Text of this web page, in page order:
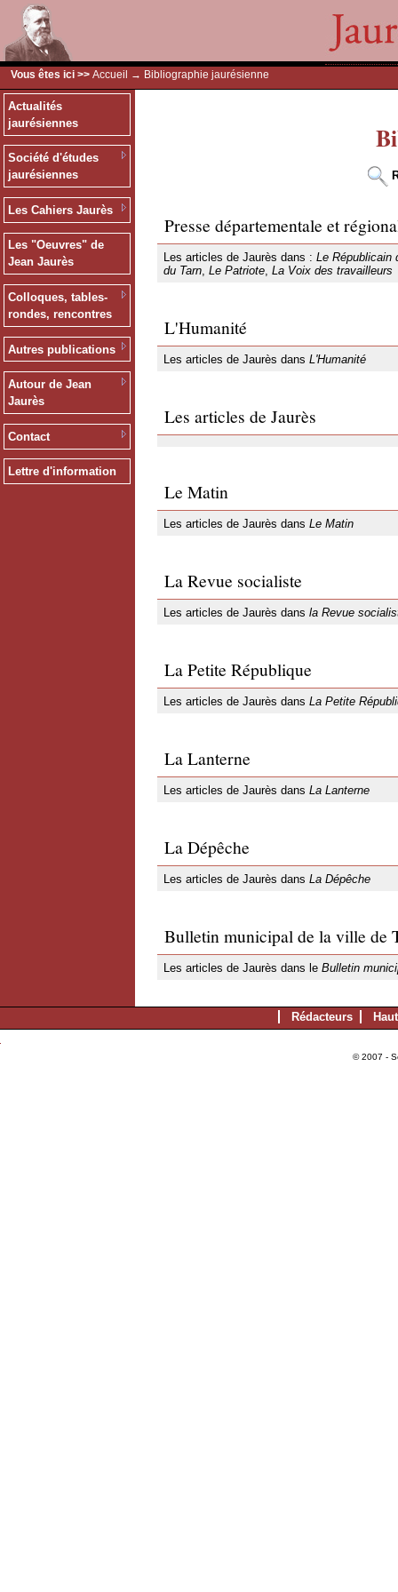
Vous êtes ici >> Accueil → Bibliographie jaurésienne
Actualités
jaurésiennes
Société d'études
jaurésiennes
Les Cahiers Jaurès
Les "Oeuvres" de
Jean Jaurès
Colloques, tables-
rondes, rencontres
Autres publications
Autour de Jean
Jaurès
Contact
Lettre d'information
Presse départementale et
Les articles de Jaurès dans : Le Républicain
du Tarn, Le Patriote, La Voix des travailleurs
L'Humanité
Les articles de Jaurès dans L'Humanité
Les articles de Jaurès
Le Matin
Les articles de Jaurès dans Le Matin
La Revue socialiste
Les articles de Jaurès dans la Revue
La Petite République
Les articles de Jaurès dans La Petite
La Lanterne
Les articles de Jaurès dans La Lanterne
La Dépêche
Les articles de Jaurès dans La Dépêche
Bulletin municipal de la ville de
Les articles de Jaurès dans le Bulletin
Rédacteurs
© 2007 -